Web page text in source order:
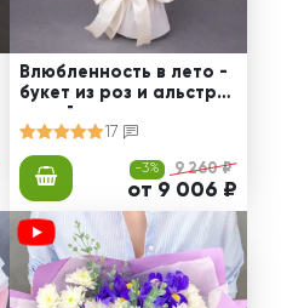
Влюбленность в лето -
букет из роз и альстро
мерий
17
-3% 9 260 ₽
от 9 006 ₽